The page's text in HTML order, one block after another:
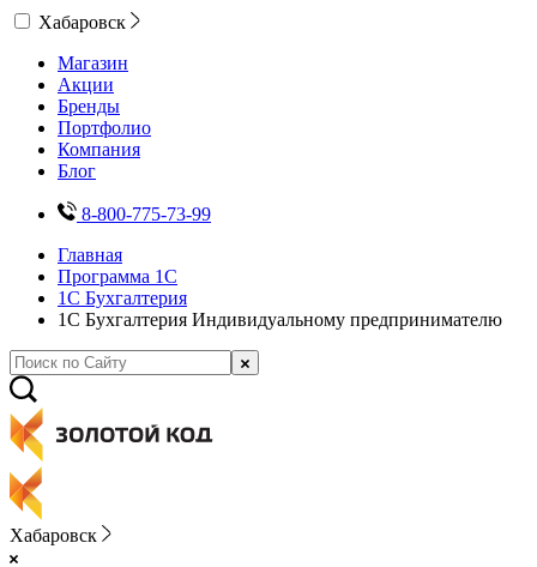
Хабаровск
Магазин
Акции
Бренды
Портфолио
Компания
Блог
8-800-775-73-99
Главная
Программа 1С
1С Бухгалтерия
1С Бухгалтерия Индивидуальному предпринимателю
Хабаровск